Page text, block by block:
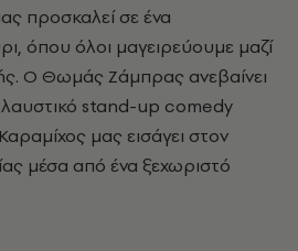
προσκαλεί σε ένα
όπου όλοι μαγειρεύουμε μαζί
Ο Θωμάς Ζάμπρας ανεβαίνει
stand-up comedy
μας εισάγει στον
μέσα από ένα ξεχωριστό